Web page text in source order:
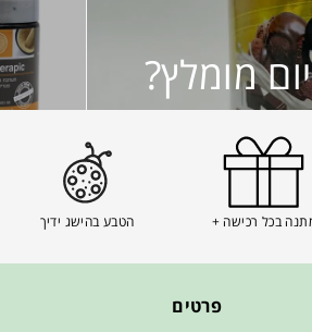
מומלץ?
בכל רכישה + הטבע בהישג ידיך
פרטים